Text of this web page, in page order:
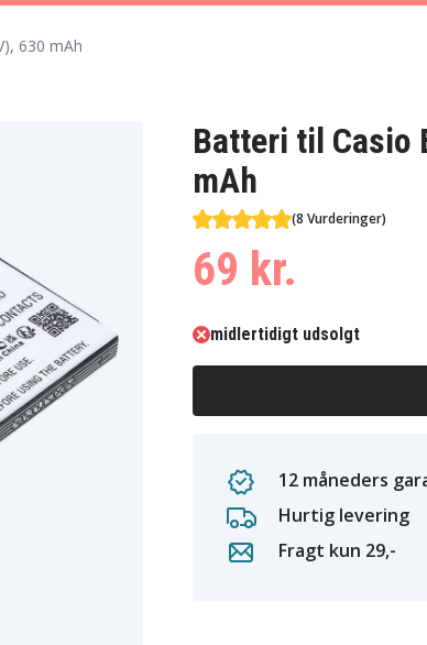
630 mAh
Batteri til Casio
mAh
(8 Vurderinger)
69 kr.
midlertidigt udsolgt
12 måneders
Hurtig levering
Fragt kun 29,-